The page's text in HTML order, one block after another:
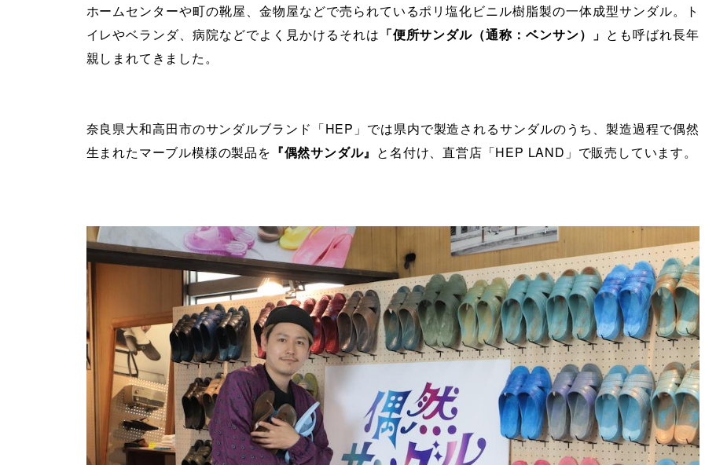
ホームセンターや町の靴屋、金物屋などで売られているポリ塩化ビニル樹脂製の一体成型サンダル。ト
イレやベランダ、病院などでよく見かけるそれは 「便所サンダル（通称：ベンサン）」 とも呼ばれ長年
親しまれてきました。
奈良県大和高田市のサンダルブランド「HEP」では県内で製造されるサンダルのうち、製造過程で偶然
生まれたマーブル模様の製品を 『偶然サンダル』 と名付け、直営店「HEP LAND」で販売しています。